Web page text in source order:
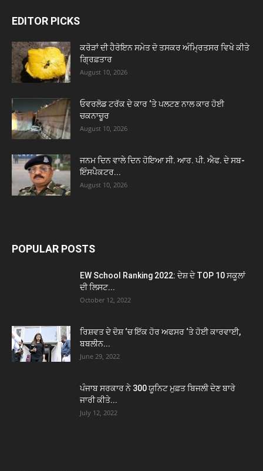
EDITOR PICKS
ਕਰੋੜਾਂ ਦੀ ਹੈਰੋਇਨ ਸਮੇਤ ਦੋ ਤਸਕਰ ਅੰਮ੍ਰਿਤਸਰ ਵਿਖੇ ਕੀਤੇ
ਗ੍ਰਿਫ਼ਤਾਰ
August 10, 2026
ਓਵਰਲੋਡ ਟਰੱਕ ਦੇ ਕਾਰ ‘ਤੇ ਪਲਟਣ ਨਾਲ ਕਾਰ ਹੋਈ
ਚਕਨਾਚੂਰ
August 10, 2026
ਜਨਮ ਦਿਨ ਵਾਲੇ ਦਿਨ ਹੋਇਆ ਸੀ. ਆਰ. ਪੀ. ਐਫ. ਦੇ ਸਬ-
ਇੰਸਪੈਕਟਰ...
August 10, 2026
POPULAR POSTS
EW School Ranking 2022: ਦੇਸ਼ ਦੇ TOP 10 ਸਕੂਲਾਂ
ਦੀ ਲਿਸਟ...
October 12, 2022
ਰਿਸ਼ਵਤ ਦੇ ਦੋਸ਼ ‘ਚ ਇੱਕ ਹੋਰ ਅਫਸਰ ‘ਤੇ ਹੋਈ ਕਾਰਵਾਈ,
ਬਬਲੀਨ...
June 29, 2022
ਪੰਜਾਬ ਸਰਕਾਰ ਨੇ 300 ਯੂਨਿਟ ਮੁਫ਼ਤ ਬਿਜਲੀ ਦੇਣ ਬਾਰੇ
ਜਾਰੀ ਕੀਤੇ...
July 12, 2022